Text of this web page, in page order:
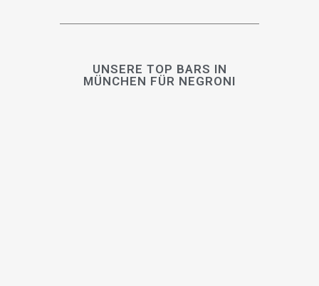
UNSERE TOP BARS IN
MÜNCHEN FÜR NEGRONI